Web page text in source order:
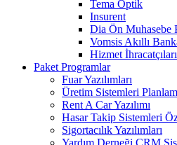
Tema Optik
Insurent
Dia Ön Muhasebe
Vomsis Akıllı
Hizmet
Paket Programlar
Fuar Yazılımları
Üretim Sistemleri
Rent A Car Yazılımı
Hasar Takip Sistemleri
Sigortacılık Yazılımları